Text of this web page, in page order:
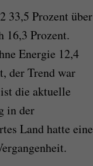
33,5 Prozent über
16,3 Prozent.
Energie 12,4
der Trend war
die aktuelle
in der
Land hatte eine